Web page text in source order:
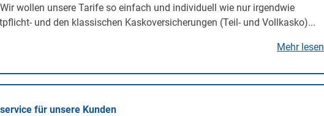
wollen unsere Tarife so einfach und individuell wie nur irgendwie
und den klassischen Kaskoversicherungen (Teil- und Vollkasko)...
Mehr lesen
für unsere Kunden